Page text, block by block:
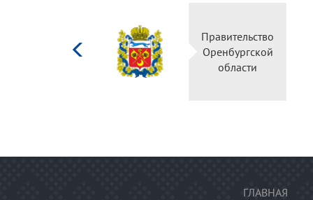
культуры
Российской
Правительство
Оренбургской
области
ГЛАВНАЯ